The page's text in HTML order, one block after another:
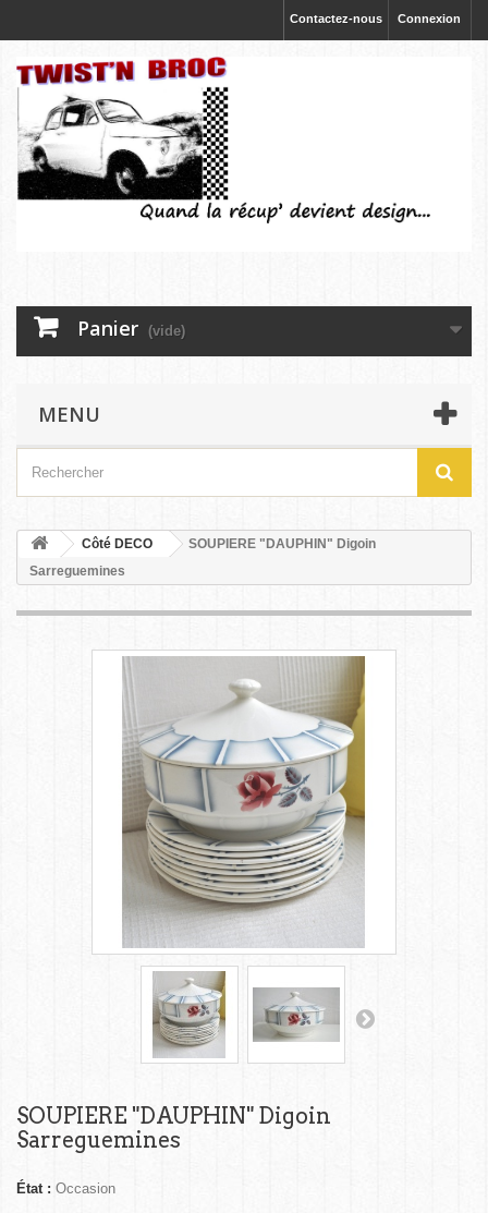
Connexion
Contactez-nous
Panier (vide)
MENU
Côté DECO
SOUPIERE "DAUPHIN" Digoin
Sarreguemines
SOUPIERE "DAUPHIN" Digoin
Sarreguemines
État : Occasion